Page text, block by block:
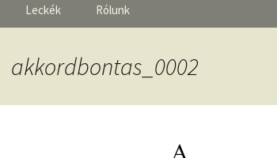
Leckék Rólunk
akkordbontas_0002